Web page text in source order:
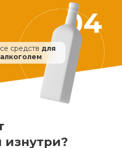
средств для